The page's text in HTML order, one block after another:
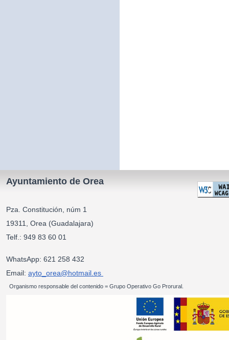
Ayuntamiento de Orea
Pza. Constitución, núm 1
19311, Orea (Guadalajara)
Telf.: 949 83 60 01
WhatsApp: 621 258 432
Email: ayto_orea@hotmail.es
Organismo responsable del contenido = Grupo Operativo Go Prorural.